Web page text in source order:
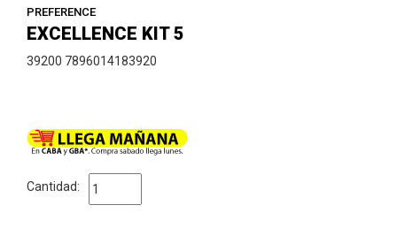
PREFERENCE
EXCELLENCE KIT 5
39200 7896014183920
Cantidad: